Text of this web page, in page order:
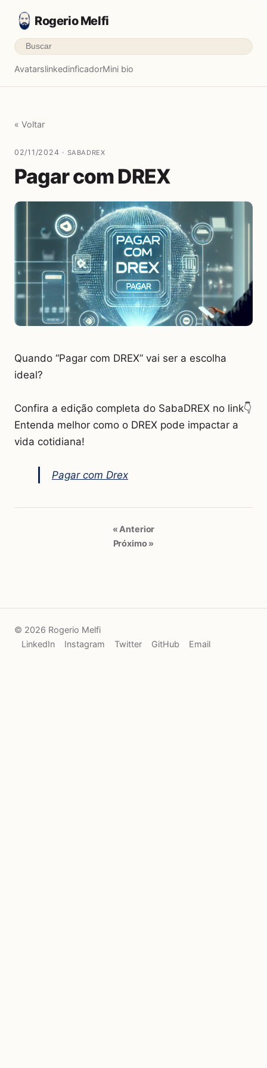
Rogerio Melfi
AvatarslinkedinficadorMini bio
« Voltar
02/11/2024 · SABADREX
Pagar com DREX
Quando “Pagar com DREX” vai ser a escolha
ideal?
Confira a edição completa do SabaDREX no link👇
Entenda melhor como o DREX pode impactar a
vida cotidiana!
Pagar com Drex
« Anterior
Próximo »
© 2026 Rogerio Melfi
LinkedIn
Instagram Twitter GitHub Email